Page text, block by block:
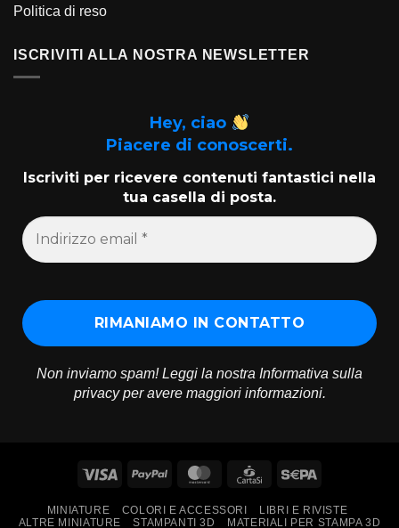
Politica di reso
ISCRIVITI ALLA NOSTRA NEWSLETTER
Hey, ciao
Piacere di conoscerti.
Iscriviti per ricevere contenuti fantastici nella
tua casella di posta.
Non inviamo spam! Leggi la nostra Informativa sulla
privacyper avere maggiori informazioni.
Visa PayPal MasterCardCartaSi
MINIATURE COLORI E ACCESSORI
LIBRI E RIVISTE
ALTRE MINIATURE
STAMPANTI 3D MATERIALI PER STAMPA 3D